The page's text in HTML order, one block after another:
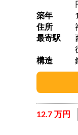
築年
住所
最寄駅
構造
12.7 万円